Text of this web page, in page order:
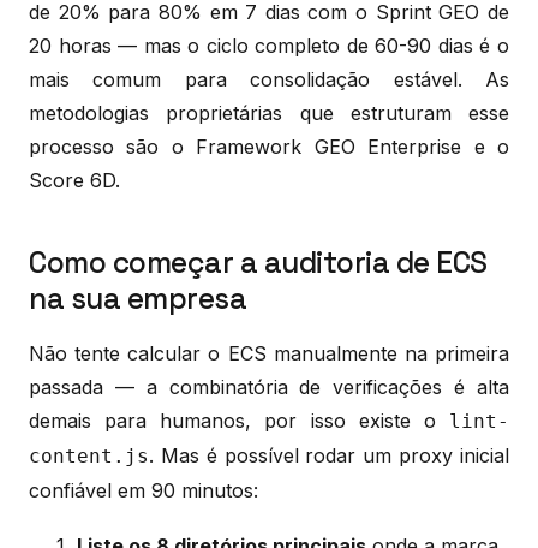
de 20% para 80% em 7 dias com o Sprint GEO de
20 horas — mas o ciclo completo de 60-90 dias é o
mais comum para consolidação estável. As
metodologias proprietárias que estruturam esse
processo são o Framework GEO Enterprise e o
Score 6D.
Como começar a auditoria de ECS
na sua empresa
Não tente calcular o ECS manualmente na primeira
passada — a combinatória de verificações é alta
demais para humanos, por isso existe o lint-
content.js. Mas é possível rodar um proxy inicial
confiável em 90 minutos: